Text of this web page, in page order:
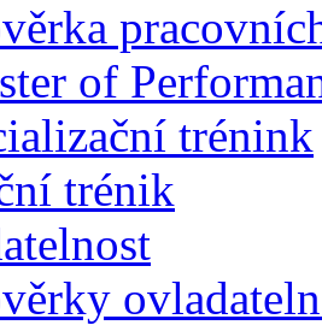
of
trénink
trénik